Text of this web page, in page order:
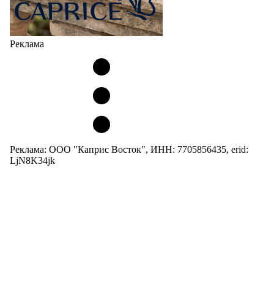
Реклама
Реклама: ООО "Каприс Восток", ИНН: 7705856435, erid:
LjN8K34jk